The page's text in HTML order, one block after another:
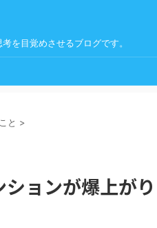
を目覚めさせるブログです。
と >
ョンが爆上が